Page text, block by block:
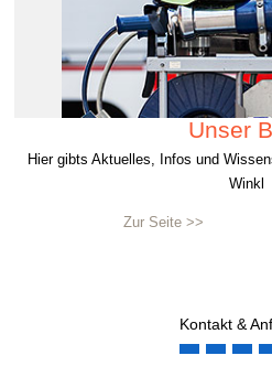
Unser
Hier gibts Aktuelles, Infos und
Winkl
Zur Seite >>
Kontakt &